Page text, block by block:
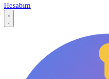
Hesabım